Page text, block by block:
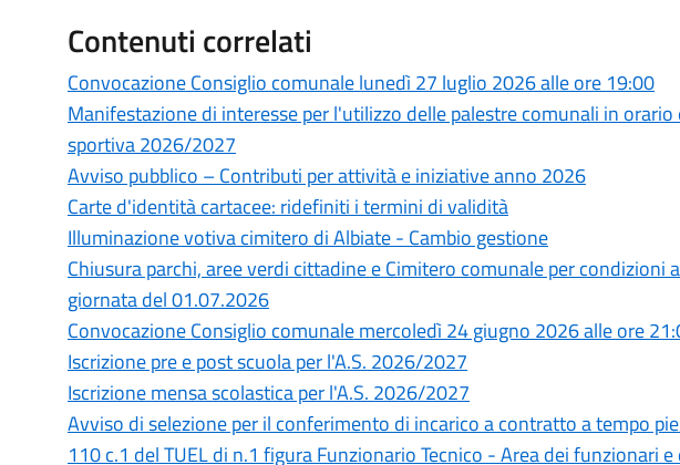
Contenuti correlati
Convocazione Consiglio comunale lunedì 27 luglio 2026 alle ore 19:00
Manifestazione di interesse per l'utilizzo delle palestre comunali in
sportiva 2026/2027
Avviso pubblico – Contributi per attività e iniziative anno 2026
Carte d'identità cartacee: ridefiniti i termini di validità
Illuminazione votiva cimitero di Albiate - Cambio gestione
Chiusura parchi, aree verdi cittadine e Cimitero comunale per condizioni
giornata del 01.07.2026
Convocazione Consiglio comunale mercoledì 24 giugno 2026 alle ore
Iscrizione pre e post scuola per l'A.S. 2026/2027
Iscrizione mensa scolastica per l'A.S. 2026/2027
Avviso di selezione per il conferimento di incarico a contratto a tempo
110 c.1 del TUEL di n.1 figura Funzionario Tecnico - Area dei funzionari